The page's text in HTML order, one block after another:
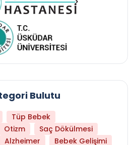
Bulutu
Tüp Bebek
Otizm
Saç Dökülmesi
Alzheimer
Bebek Gelişimi